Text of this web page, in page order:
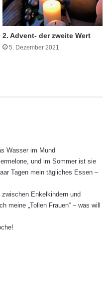
2. Advent- der zweite Wert
5. Dezember 2021
Wasser im Mund
und im Sommer ist sie
Tagen mein tägliches Essen –
Enkelkindern und
meine „Tollen Frauen“ – was will